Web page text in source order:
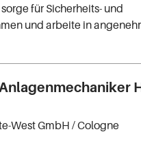
für Sicherheits- und
und arbeite in
West GmbH / Cologne